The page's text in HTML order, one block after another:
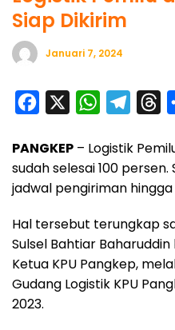
Siap Dikirim
Januari 7, 2024
c
e
b
o
o
k
W
a
t
s
A
p
p
l
e
g
r
a
m
r
e
a
d
s
PANGKEP – Logistik
sudah selesai 100
jadwal pengiriman
Hal tersebut terungkap
Sulsel Bahtiar
Ketua KPU Pangkep,
Gudang Logistik KPU
2023.